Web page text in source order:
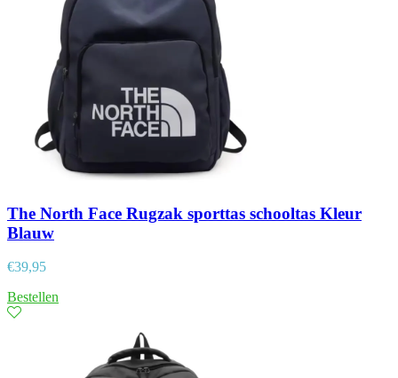
The North Face Rugzak sporttas schooltas Kleur
Blauw
€39,95
Bestellen